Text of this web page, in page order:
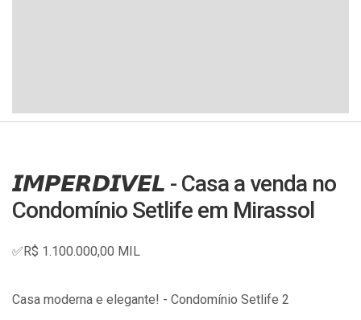
𝙄𝙈𝙋𝙀𝙍𝘿𝙄𝙑𝙀𝙇 - Casa a venda no
Condomínio Setlife em Mirassol
✅R$ 1.100.000,00 MIL
Casa moderna e elegante! - Condomínio Setlife 2